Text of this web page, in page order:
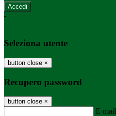
-
Seleziona utente
button close ×
Recupero password
button close ×
E-mail